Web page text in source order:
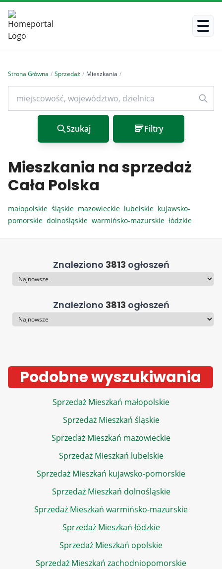
Strona Główna / Sprzedaż / Mieszkania /
Szukaj Filtry
Mieszkania na sprzedaż
Cała Polska
małopolskie śląskie mazowieckie lubelskie kujawsko-
pomorskie dolnośląskie warmińsko-mazurskie łódzkie
Znaleziono 3813 ogłoszeń
Sortowanie
Znaleziono 3813 ogłoszeń
Sortowanie
Podobne wyszukiwania
Sprzedaż Mieszkań małopolskie
Sprzedaż Mieszkań śląskie
Sprzedaż Mieszkań mazowieckie
Sprzedaż Mieszkań lubelskie
Sprzedaż Mieszkań kujawsko-pomorskie
Sprzedaż Mieszkań dolnośląskie
Sprzedaż Mieszkań warmińsko-mazurskie
Sprzedaż Mieszkań łódzkie
Sprzedaż Mieszkań opolskie
Sprzedaż Mieszkań zachodniopomorskie